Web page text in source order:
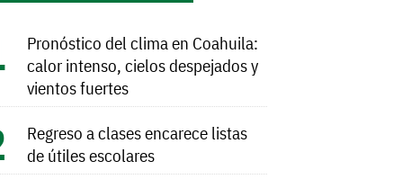
Pronóstico del clima en Coahuila:
calor intenso, cielos despejados y
vientos fuertes
Regreso a clases encarece listas
de útiles escolares